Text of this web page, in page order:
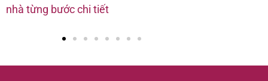
nhà từng bước chi tiết